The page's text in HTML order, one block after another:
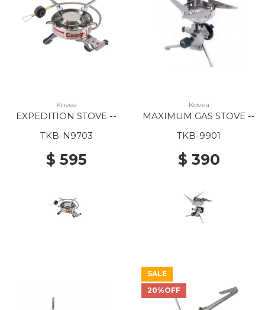
Kovea
EXPEDITION STOVE --
TKB-N9703
$ 595
Kovea
MAXIMUM GAS STOVE --
TKB-9901
$ 390
SALE
20%OFF